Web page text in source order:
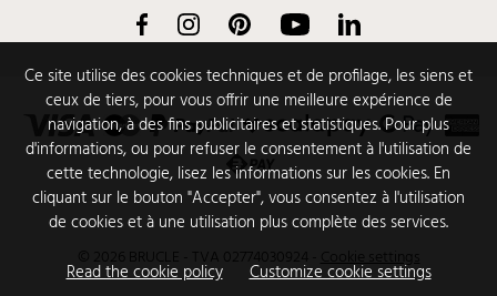
Ce site utilise des cookies techniques et de profilage, les siens et
ceux de tiers, pour vous offrir une meilleure expérience de
navigation, à des fins publicitaires et statistiques. Pour plus
d'informations, ou pour refuser le consentement à l'utilisation de
cette technologie, lisez les informations sur les cookies. En
cliquant sur le bouton "Accepter", vous consentez à l'utilisation
de cookies et à une utilisation plus complète des services.
Read the cookie policy
Customize cookie settings
FacebookInstagram Pinterest YouTube
© 2026 BRUCLE - TVA 02774030924 Cookie settings